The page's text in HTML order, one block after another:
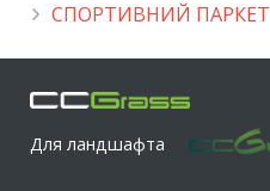
СПОРТИВНИЙ ПАРКЕТ
Для ландшафта